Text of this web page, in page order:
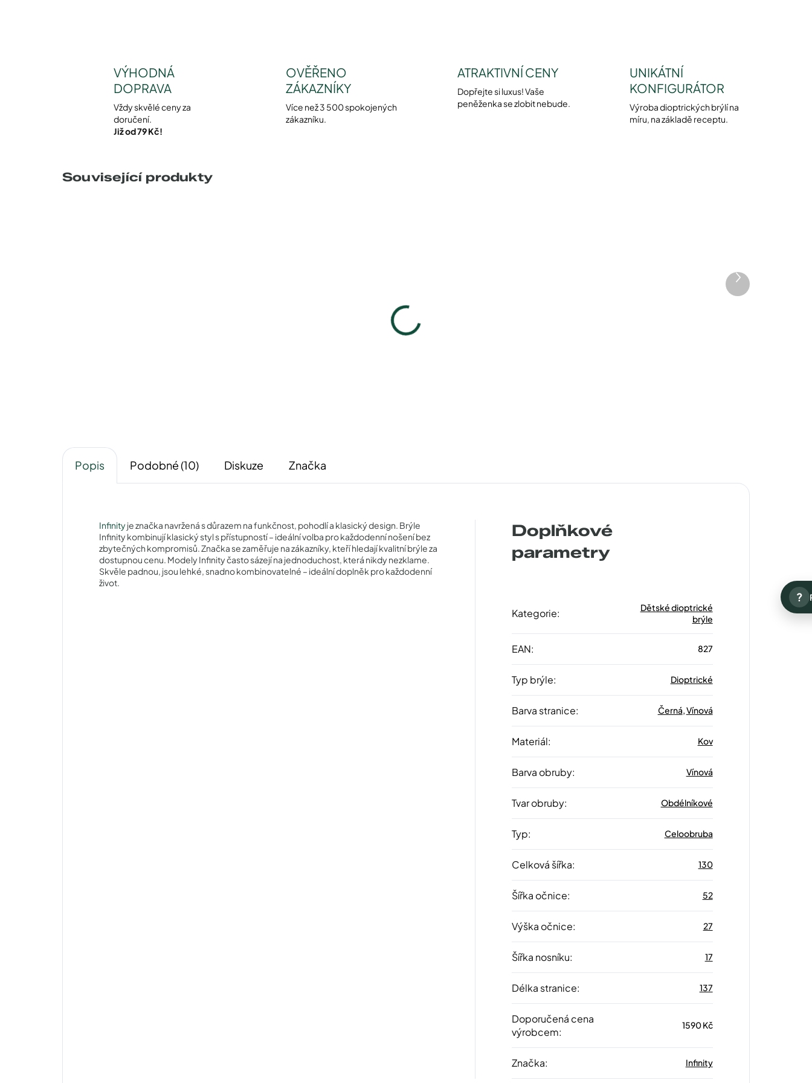
VÝHODNÁ
DOPRAVA
Vždy skvělé ceny za
doručení.
Již od 79 Kč!
OVĚŘENO
ZÁKAZNÍKY
Více než 3 500 spokojených
zákazníku.
ATRAKTIVNÍ CENY
Dopřejte si luxus! Vaše
peněženka se zlobit nebude.
UNIKÁTNÍ
KONFIGURÁTOR
Výroba dioptrických brýlí na
míru, na základě receptu.
Související produkty
Další
produkt
Popis Podobné (10) Diskuze Značka
Infinityje značka navržená s důrazem na funkčnost, pohodlí a klasický design. Brýle
Infinity kombinují klasický styl s přístupností – ideální volba pro každodenní nošení bez
zbytečných kompromisů. Značka se zaměřuje na zákazníky, kteří hledají kvalitní brýle za
dostupnou cenu. Modely Infinity často sázejí na jednoduchost, která nikdy nezklame.
Skvěle padnou, jsou lehké, snadno kombinovatelné – ideální doplněk pro každodenní
život.
Doplňkové
parametry
Kategorie:
Dětské dioptrické
brýle
EAN: 827
Typ brýle: Dioptrické
Barva stranice: Černá,Vínová
Materiál: Kov
Barva obruby: Vínová
Tvar obruby: Obdélníkové
Typ: Celoobruba
Celková šířka: 130
Šířka očnice: 52
Výška očnice: 27
Šířka nosníku: 17
Délka stranice: 137
Doporučená cena
výrobcem:
1590 Kč
Značka: Infinity
?